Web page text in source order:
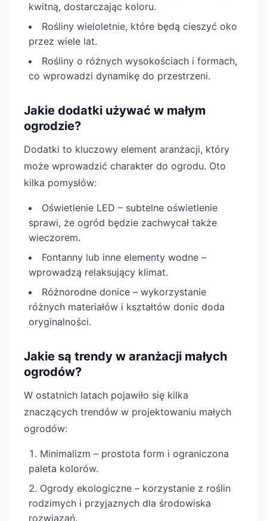
kwitną, dostarczając koloru.
Rośliny wieloletnie, które będą cieszyć oko
przez wiele lat.
Rośliny o różnych wysokościach i formach,
co wprowadzi dynamikę do przestrzeni.
Jakie dodatki używać w małym
ogrodzie?
Dodatki to kluczowy element aranżacji, który
może wprowadzić charakter do ogrodu. Oto
kilka pomysłów:
Oświetlenie LED – subtelne oświetlenie
sprawi, że ogród będzie zachwycał także
wieczorem.
Fontanny lub inne elementy wodne –
wprowadzą relaksujący klimat.
Różnorodne donice – wykorzystanie
różnych materiałów i kształtów donic doda
oryginalności.
Jakie są trendy w aranżacji małych
ogrodów?
W ostatnich latach pojawiło się kilka
znaczących trendów w projektowaniu małych
ogrodów:
Minimalizm – prostota form i ograniczona
paleta kolorów.
Ogrody ekologiczne – korzystanie z roślin
rodzimych i przyjaznych dla środowiska
rozwiązań.